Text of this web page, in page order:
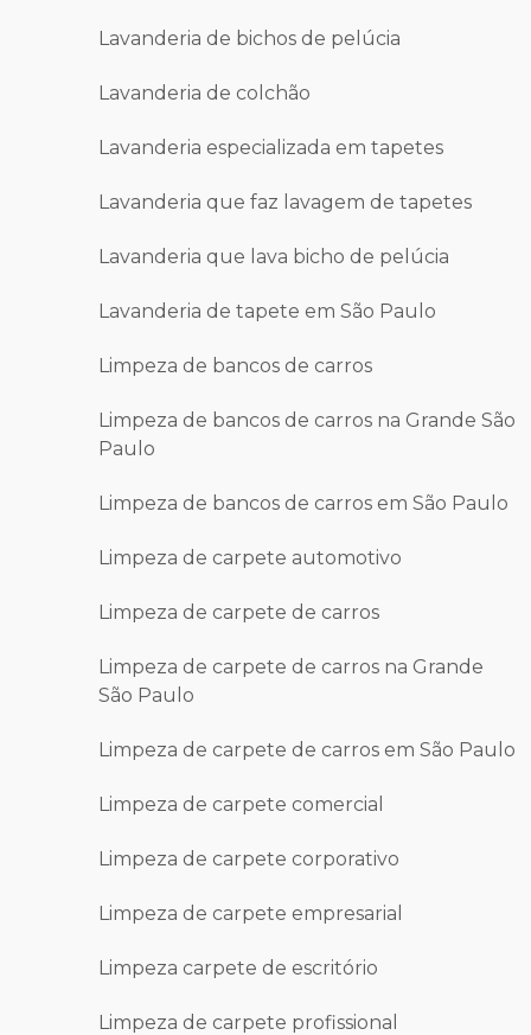
Lavanderia de bichos de pelúcia
Lavanderia de colchão
Lavanderia especializada em tapetes
Lavanderia que faz lavagem de tapetes
Lavanderia que lava bicho de pelúcia
Lavanderia de tapete em São Paulo
Limpeza de bancos de carros
Limpeza de bancos de carros na Grande São
Paulo
Limpeza de bancos de carros em São Paulo
Limpeza de carpete automotivo
Limpeza de carpete de carros
Limpeza de carpete de carros na Grande
São Paulo
Limpeza de carpete de carros em São Paulo
Limpeza de carpete comercial
Limpeza de carpete corporativo
Limpeza de carpete empresarial
Limpeza carpete de escritório
Limpeza de carpete profissional